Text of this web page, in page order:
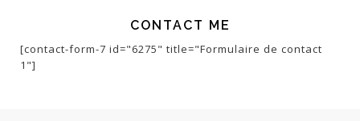
CONTACT ME
[contact-form-7 id="6275" title="Formulaire de contact
1"]